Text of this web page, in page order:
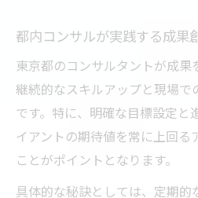
都内コンサルが実践する成果
東京都のコンサルタントが成果
継続的なスキルアップと現場
です。特に、明確な目標設定と
イアントの期待値を常に上回る
ことがポイントとなります。
具体的な秘訣としては、定期